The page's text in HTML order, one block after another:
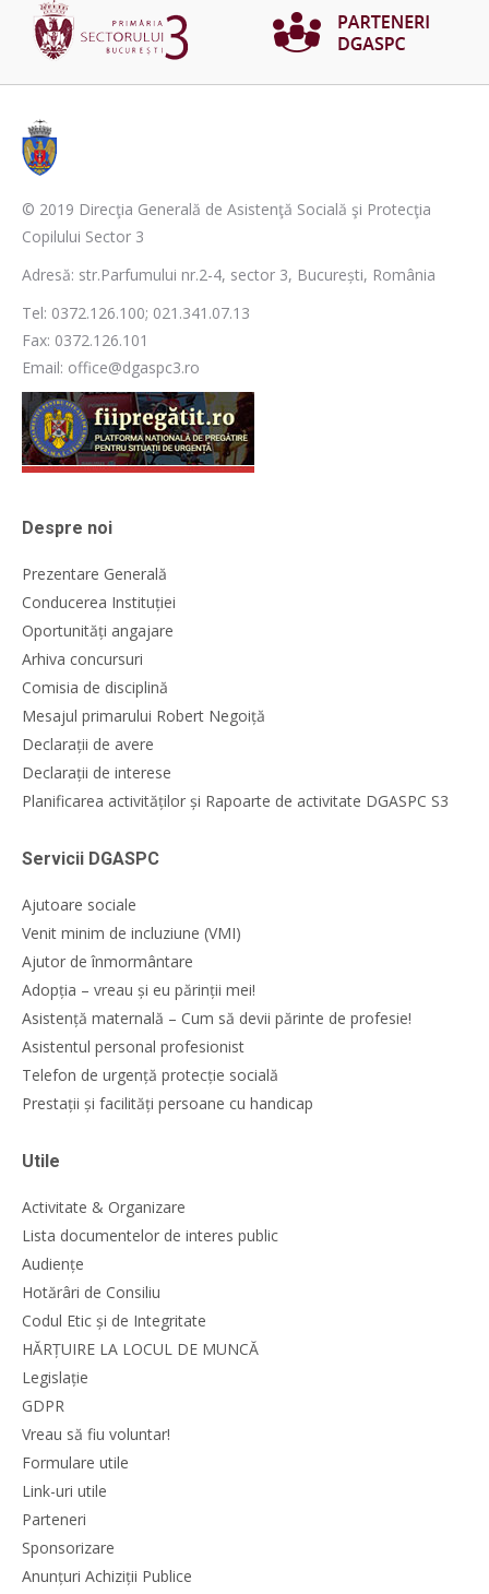
© 2019 Direcţia Generală de Asistenţă Socială şi Protecţia
Copilului Sector 3
Adresă: str.Parfumului nr.2-4, sector 3, București, România
Tel: 0372.126.100; 021.341.07.13
Fax: 0372.126.101
Email: office@dgaspc3.ro
Despre noi
Prezentare Generală
Conducerea Instituției
Oportunități angajare
Arhiva concursuri
Comisia de disciplină
Mesajul primarului Robert Negoiță
Declarații de avere
Declarații de interese
Planificarea activităților și Rapoarte de activitate DGASPC S3
Servicii DGASPC
Ajutoare sociale
Venit minim de incluziune (VMI)
Ajutor de înmormântare
Adopția – vreau și eu părinții mei!
Asistență maternală – Cum să devii părinte de profesie!
Asistentul personal profesionist
Telefon de urgență protecție socială
Prestații și facilități persoane cu handicap
Utile
Activitate & Organizare
Lista documentelor de interes public
Audiențe
Hotărâri de Consiliu
Codul Etic și de Integritate
HĂRȚUIRE LA LOCUL DE MUNCĂ
Legislație
GDPR
Vreau să fiu voluntar!
Formulare utile
Link-uri utile
Parteneri
Sponsorizare
Anunțuri Achiziții Publice